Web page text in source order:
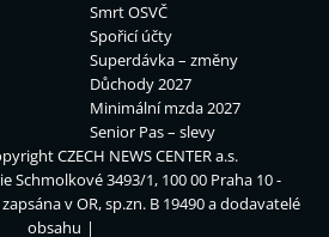
Smrt OSVČ
Spořicí účty
Superdávka – změny
Důchody 2027
Minimální mzda 2027
Senior Pas – slevy
CZECH NEWS CENTER a.s.
Schmolkové 3493/1, 100 00 Praha 10 -
v OR, sp.zn. B 19490 a dodavatelé
obsahu